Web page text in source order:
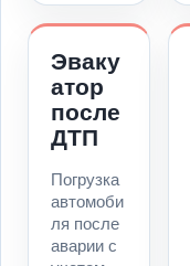
Эваку
атор
после
ДТП
Погрузка
автомоби
ля после
аварии с